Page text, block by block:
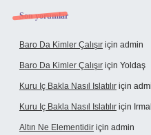
Son yorumlar
Baro Da Kimler Çalışır için admin
Baro Da Kimler Çalışır için Yoldaş
Kuru Iç Bakla Nasıl Islatılır için
Kuru Iç Bakla Nasıl Islatılır için
Altın Ne Elementidir için admin